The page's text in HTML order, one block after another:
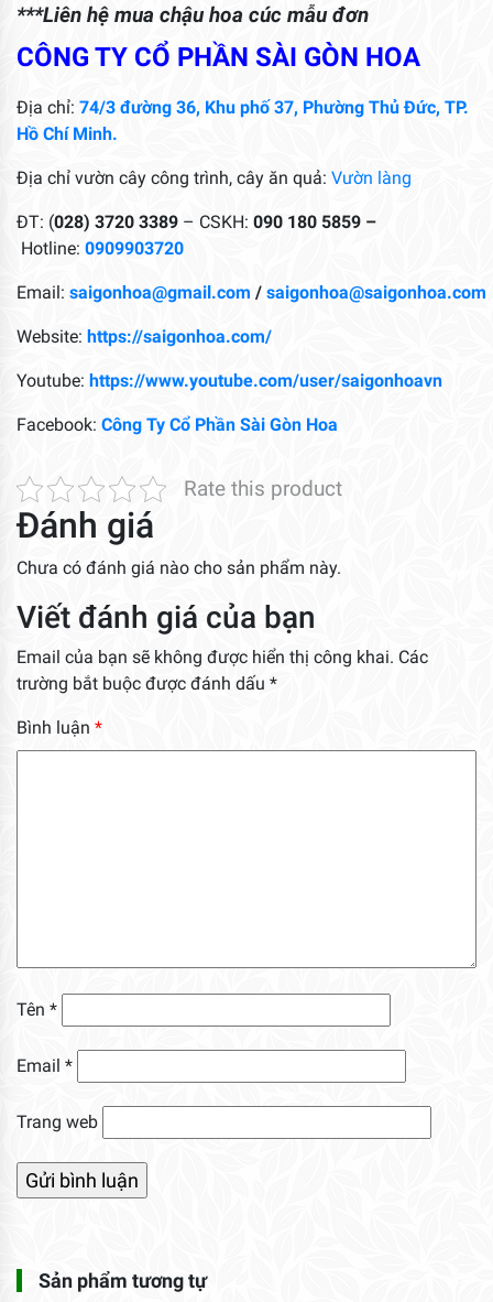
***Liên hệ mua chậu hoa cúc mẫu đơn
CÔNG TY CỔ PHẦN SÀI GÒN HOA
Địa chỉ: 74/3 đường 36, Khu phố 37, Phường Thủ Đức, TP.
Hồ Chí Minh.
Địa chỉ vườn cây công trình, cây ăn quả: Vườn làng
ĐT: (028) 3720 3389 – CSKH: 090 180 5859 –
Hotline: 0909903720
Email: saigonhoa@gmail.com / saigonhoa@saigonhoa.com
Website: https://saigonhoa.com/
Youtube: https://www.youtube.com/user/saigonhoavn
Facebook: Công Ty Cổ Phần Sài Gòn Hoa
Rate this product
Đánh giá
Chưa có đánh giá nào cho sản phẩm này.
Viết đánh giá của bạn
Email của bạn sẽ không được hiển thị công khai. Các
trường bắt buộc được đánh dấu *
Bình luận *
Tên *
Email *
Trang web
Sản phẩm tương tự